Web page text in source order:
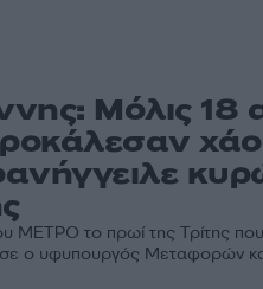
Μόλις 18
ΜΕΤΡΟ το πρωί της Τρίτης
ο υφυπουργός Μεταφορών